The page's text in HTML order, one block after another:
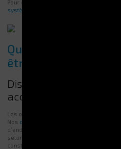
Pour en savoir plus sur ces solutions,
systèmes de gestion
Quels types
être distribués ?
Distributeur d’outillage
accès sécurisé aux
Les outils coupants et de précision
Nos distributeurs d’outillage sécurisés
d’endommagement. Chaque utilisateur
selon des droits d’accès définis. Cette
constante tout en réduisant les coûts